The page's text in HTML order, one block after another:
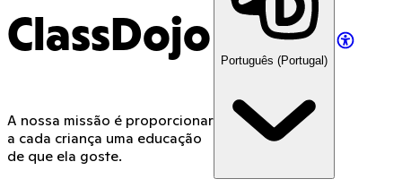
ClassDojo
A nossa missão é proporcionar
a cada criança uma educação
de que ela goste.
Português (Portugal)